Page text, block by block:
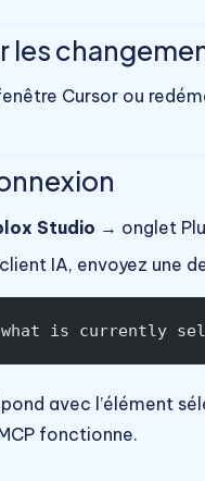
les
Cursor ou
Studio → onglet
IA, envoyez une
is currently
avec l’élément
fonctionne.